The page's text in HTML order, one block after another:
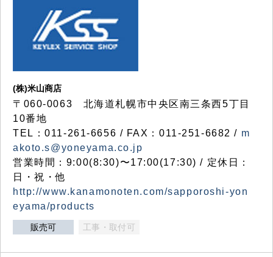
(株)米山商店
〒060-0063 北海道札幌市中央区南三条西5丁目
10番地
TEL：011-261-6656 / FAX：011-251-6682 / m
akoto.s@yoneyama.co.jp
営業時間：9:00(8:30)〜17:00(17:30) / 定休日：
日・祝・他
http://www.kanamonoten.com/sapporoshi-yon
eyama/products
販売可 工事・取付可